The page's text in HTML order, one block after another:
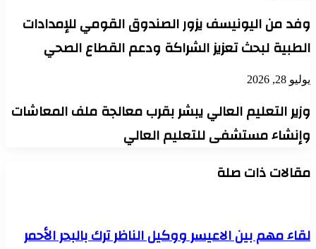
وفد من اليونيسف يزور الصندوق القومي للإمدادات
الطبية لبحث تعزيز الشراكة ودعم القطاع الصحي
يوليو 28, 2026
وزير التعليم العالي يبشر بقرب معالجة ملف المعاشات
وإنشاء مستشفى للتعليم العالي
مقالات ذات صلة
لقاء مهم بين الاعيسر ووكيل الناظر ترك بالبحر الأحمر